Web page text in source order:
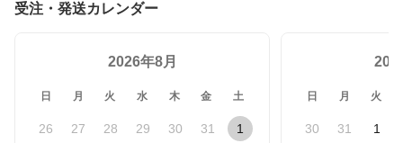
受注・発送カレンダー
2026年8月
日 月 火 水 木 金 土
26 27 28 29 30 31 1
日 月 火
30 31 1